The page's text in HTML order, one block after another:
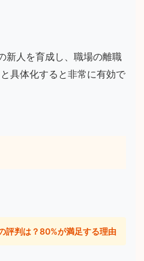
新人を育成し、職場の離職
具体化すると非常に有効で
評判は？80%が満足する理由